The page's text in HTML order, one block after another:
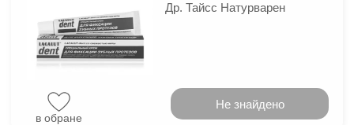
Др. Тайсс Натурварен
в обране
Не знайдено